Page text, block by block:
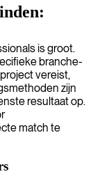
is groot.
branche-
vereist,
zijn
resultaat op.
match te